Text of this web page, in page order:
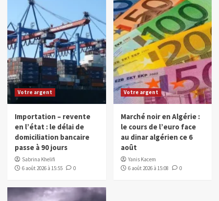
Votre argent
Importation – revente
en l’état : le délai de
domiciliation bancaire
passe à 90 jours
Sabrina Khelifi
6 août 2026 à 15:55
0
Votre argent
Marché noir en Algérie :
le cours de l’euro face
au dinar algérien ce 6
août
Yanis Kacem
6 août 2026 à 15:08
0